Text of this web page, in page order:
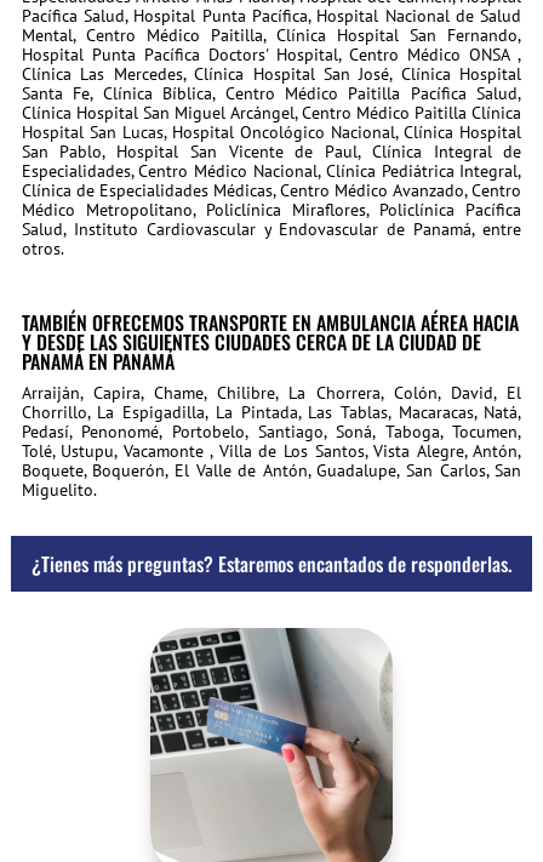
Pacífica Salud, Hospital Punta Pacífica, Hospital Nacional de Salud
Mental, Centro Médico Paitilla, Clínica Hospital San Fernando,
Hospital Punta Pacífica Doctors' Hospital, Centro Médico ONSA ,
Clínica Las Mercedes, Clínica Hospital San José, Clínica Hospital
Santa Fe, Clínica Bíblica, Centro Médico Paitilla Pacífica Salud,
Clínica Hospital San Miguel Arcángel, Centro Médico Paitilla Clínica
Hospital San Lucas, Hospital Oncológico Nacional, Clínica Hospital
San Pablo, Hospital San Vicente de Paul, Clínica Integral de
Especialidades, Centro Médico Nacional, Clínica Pediátrica Integral,
Clínica de Especialidades Médicas, Centro Médico Avanzado, Centro
Médico Metropolitano, Policlínica Miraflores, Policlínica Pacífica
Salud, Instituto Cardiovascular y Endovascular de Panamá, entre
otros.
TAMBIÉN OFRECEMOS TRANSPORTE EN AMBULANCIA AÉREA HACIA
Y DESDE LAS SIGUIENTES CIUDADES CERCA DE LA CIUDAD DE
PANAMÁ EN PANAMÁ
Arraiján, Capira, Chame, Chilibre, La Chorrera, Colón, David, El
Chorrillo, La Espigadilla, La Pintada, Las Tablas, Macaracas, Natá,
Pedasí, Penonomé, Portobelo, Santiago, Soná, Taboga, Tocumen,
Tolé, Ustupu, Vacamonte , Villa de Los Santos, Vista Alegre, Antón,
Boquete, Boquerón, El Valle de Antón, Guadalupe, San Carlos, San
Miguelito.
¿Tienes más preguntas? Estaremos encantados de responderlas.